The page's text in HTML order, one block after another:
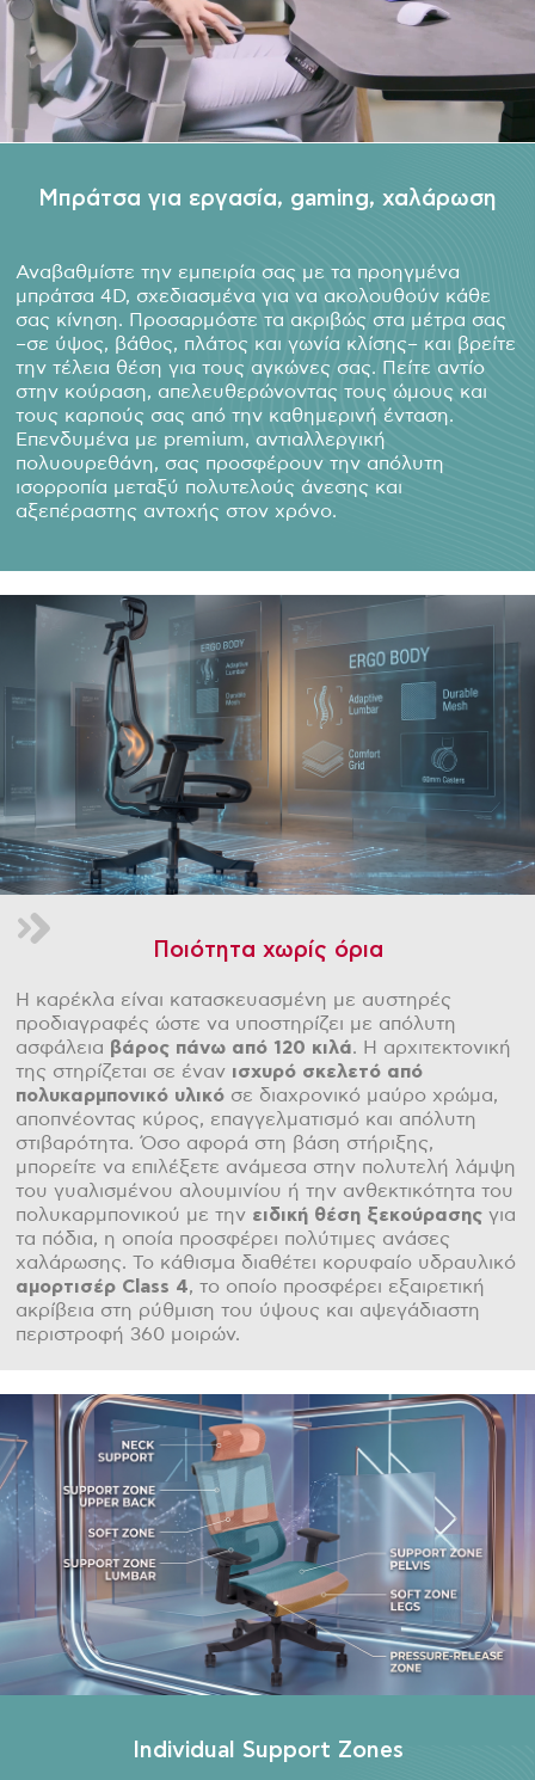
Μπράτσα για εργασία, gaming, χαλάρωση
Αναβαθμίστε την εμπειρία σας με τα προηγμένα
μπράτσα 4D, σχεδιασμένα για να ακολουθούν κάθε
σας κίνηση. Προσαρμόστε τα ακριβώς στα μέτρα σας
–σε ύψος, βάθος, πλάτος και γωνία κλίσης– και βρείτε
την τέλεια θέση για τους αγκώνες σας. Πείτε αντίο
στην κούραση, απελευθερώνοντας τους ώμους και
τους καρπούς σας από την καθημερινή ένταση.
Επενδυμένα με premium, αντιαλλεργική
πολυουρεθάνη, σας προσφέρουν την απόλυτη
ισορροπία μεταξύ πολυτελούς άνεσης και
αξεπέραστης αντοχής στον χρόνο.
Ποιότητα χωρίς όρια
Η καρέκλα είναι κατασκευασμένη με αυστηρές
προδιαγραφές ώστε να υποστηρίζει με απόλυτη
ασφάλεια βάρος πάνω από 120 κιλά. Η αρχιτεκτονική
της στηρίζεται σε έναν ισχυρό σκελετό από
πολυκαρμπονικό υλικό σε διαχρονικό μαύρο χρώμα,
αποπνέοντας κύρος, επαγγελματισμό και απόλυτη
στιβαρότητα. Όσο αφορά στη βάση στήριξης,
μπορείτε να επιλέξετε ανάμεσα στην πολυτελή λάμψη
του γυαλισμένου αλουμινίου ή την ανθεκτικότητα του
πολυκαρμπονικού με την ειδική θέση ξεκούρασης για
τα πόδια, η οποία προσφέρει πολύτιμες ανάσες
χαλάρωσης. Το κάθισμα διαθέτει κορυφαίο υδραυλικό
αμορτισέρ Class 4, το οποίο προσφέρει εξαιρετική
ακρίβεια στη ρύθμιση του ύψους και αψεγάδιαστη
περιστροφή 360 μοιρών.
Individual Support Zones